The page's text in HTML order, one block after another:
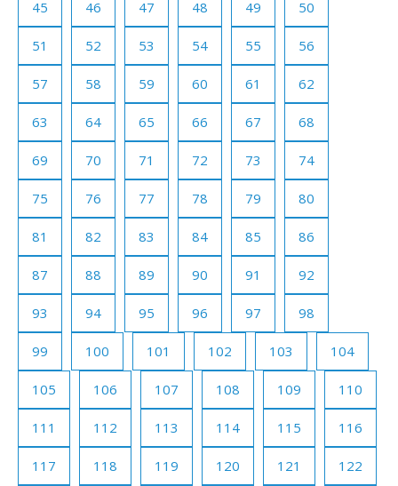
45 46 47 48 49 50
51 52 53 54 55 56
57 58 59 60 61 62
63 64 65 66 67 68
69 70 71 72 73 74
75 76 77 78 79 80
81 82 83 84 85 86
87 88 89 90 91 92
93 94 95 96 97 98
99 100 101 102 103 104
105 106 107 108 109 110
111 112 113 114 115 116
117 118 119 120 121 122